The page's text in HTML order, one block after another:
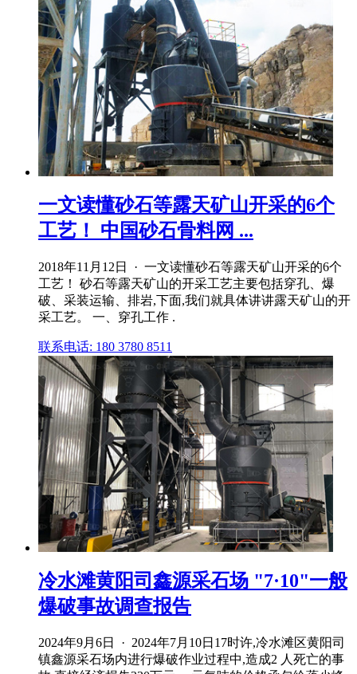
一文读懂砂石等露天矿山开采的6个
工艺！ 中国砂石骨料网 ...
2018年11月12日 · 一文读懂砂石等露天矿山开采的6个
工艺！ 砂石等露天矿山的开采工艺主要包括穿孔、爆
破、采装运输、排岩,下面,我们就具体讲讲露天矿山的开
采工艺。 一、穿孔工作 .
联系电话: 180 3780 8511
冷水滩黄阳司鑫源采石场 "7·10"一般
爆破事故调查报告
2024年9月6日 · 2024年7月10日17时许,冷水滩区黄阳司
镇鑫源采石场内进行爆破作业过程中,造成2 人死亡的事